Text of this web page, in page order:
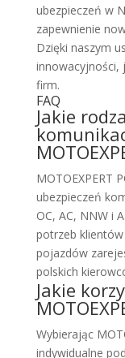
ubezpieczeń w
zapewnienie
Dzięki naszym
innowacyjności,
firm.
FAQ
Jakie
MOTOEXPERT
ubezpieczeń
OC, AC, NNW i
potrzeb
pojazdów
polskich
Jakie
Wybierając
indywidualne